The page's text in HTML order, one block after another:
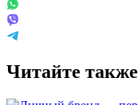
Читайте также